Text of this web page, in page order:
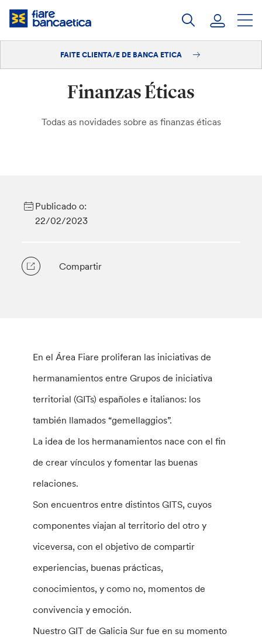
Saltar
FAITE CLIENTA/E DE BANCA ETICA
Finanzas Éticas
Todas as novidades sobre as finanzas éticas
Publicado o:
22/02/2023
Compartir
En el Área Fiare proliferan las iniciativas de
hermanamientos entre Grupos de iniciativa
territorial (GITs) españoles e italianos: los
también llamados “gemellaggios”.
La idea de los hermanamientos nace con el fin
de crear vínculos y fomentar las buenas
relaciones.
Son encuentros entre distintos GITS, cuyos
componentes viajan al territorio del otro y
viceversa, con el objetivo de compartir
experiencias, buenas prácticas,
conocimientos, y como no, momentos de
convivencia y emoción.
Nuestro GIT de Galicia Sur fue en su momento